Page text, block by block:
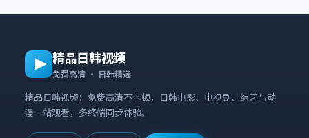
精品日韩视频
免费高清 · 日韩精选
精品日韩视频：免费高清不卡顿，日韩电影、电视剧、综艺与动
漫一站观看，多终端同步体验。